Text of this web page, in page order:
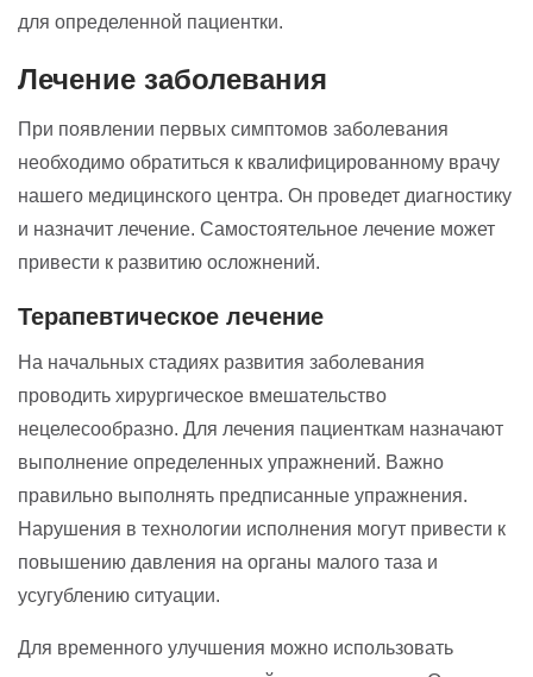
для определенной пациентки.
Лечение заболевания
При появлении первых симптомов заболевания
необходимо обратиться к квалифицированному врачу
нашего медицинского центра. Он проведет диагностику
и назначит лечение. Самостоятельное лечение может
привести к развитию осложнений.
Терапевтическое лечение
На начальных стадиях развития заболевания
проводить хирургическое вмешательство
нецелесообразно. Для лечения пациенткам назначают
выполнение определенных упражнений. Важно
правильно выполнять предписанные упражнения.
Нарушения в технологии исполнения могут привести к
повышению давления на органы малого таза и
усугублению ситуации.
Для временного улучшения можно использовать